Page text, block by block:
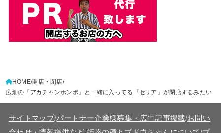
HOME 開店・閉店
広畑の『アカチャンホンポ』と一緒に入ってる『セリア』が閉店するみたい
サイトマップ/パートナー企業様募集・広告記事掲載/お問い